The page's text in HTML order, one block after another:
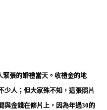
張的婚禮當天。收禮金的地
少人；但大家殊不知，這張照片
與金錢在修片上，因為年過30的